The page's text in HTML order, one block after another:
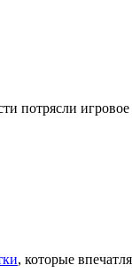
потрясли
, которые